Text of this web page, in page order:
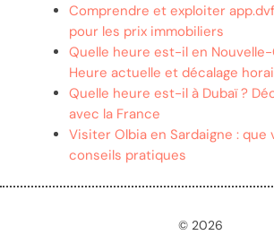
Comprendre et exploiter
pour les prix immobiliers
Quelle heure est-il en
Heure actuelle et décalage
Quelle heure est-il à Dubaï ?
avec la France
Visiter Olbia en Sardaigne : que
conseils pratiques
© 2026